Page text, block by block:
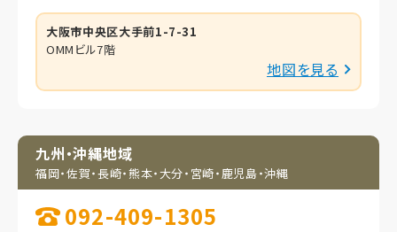
大阪市中央区大手前1-7-31
OMMビル7階
地図を見る
九州・沖縄地域
福岡・佐賀・長崎・熊本・大分・宮崎・鹿児島・沖縄
092-409-1305